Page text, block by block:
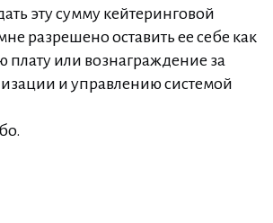
эту сумму кейтеринговой
разрешено оставить ее себе как
плату или вознаграждение за
и управлению системой